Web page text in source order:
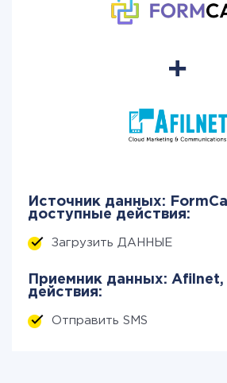
Источник данных:
доступные действия:
Загрузить ДАННЫЕ
Приемник данных:
действия:
Отправить SMS